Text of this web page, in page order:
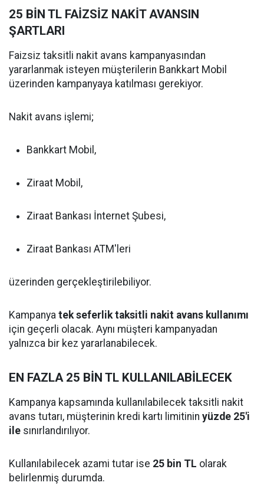
25 BİN TL FAİZSİZ NAKİT AVANSIN
ŞARTLARI
Faizsiz taksitli nakit avans kampanyasından
yararlanmak isteyen müşterilerin Bankkart Mobil
üzerinden kampanyaya katılması gerekiyor.
Nakit avans işlemi;
Bankkart Mobil,
Ziraat Mobil,
Ziraat Bankası İnternet Şubesi,
Ziraat Bankası ATM'leri
üzerinden gerçekleştirilebiliyor.
Kampanya tek seferlik taksitli nakit avans kullanımı
için geçerli olacak. Aynı müşteri kampanyadan
yalnızca bir kez yararlanabilecek.
EN FAZLA 25 BİN TL KULLANILABİLECEK
Kampanya kapsamında kullanılabilecek taksitli nakit
avans tutarı, müşterinin kredi kartı limitinin yüzde 25'i
ile sınırlandırılıyor.
Kullanılabilecek azami tutar ise 25 bin TL olarak
belirlenmiş durumda.